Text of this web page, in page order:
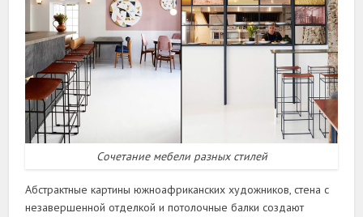
Сочетание мебели разных стилей
Абстрактные картины южноафриканских художников, стена с
незавершенной отделкой и потолочные балки создают